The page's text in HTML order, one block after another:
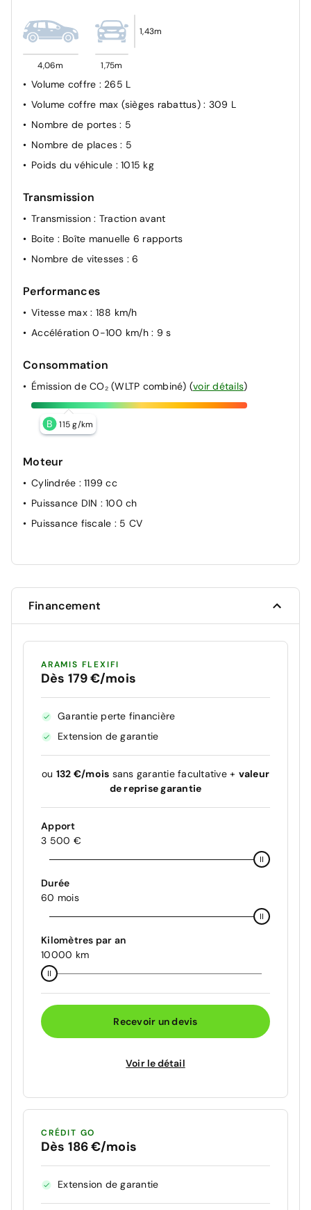
4,06m 1,75m
1,43m
Volume coffre : 265 L
Volume coffre max (sièges rabattus) : 309 L
Nombre de portes: 5
Nombre de places: 5
Poids du véhicule : 1015 kg
Transmission
Transmission: Traction avant
Boite : Boîte manuelle 6 rapports
Nombre de vitesses : 6
Performances
Vitesse max : 188 km/h
Accélération 0-100 km/h : 9 s
Consommation
Émission de CO₂ (WLTP combiné) (voir détails)
B 115 g/km
Moteur
Cylindrée : 1199 cc
Puissance DIN : 100 ch
Puissance fiscale : 5 CV
Financement
ARAMIS FLEXIFI
Dès 179 €/mois
Garantie perte financière
Extension de garantie
ou 132 €/mois sans garantie facultative + valeur
de reprise garantie
Apport
3 500 €
Durée
60 mois
Kilomètres par an
10000 km
Recevoir un devis
Voir le détail
CRÉDIT GO
Dès 186 €/mois
Extension de garantie